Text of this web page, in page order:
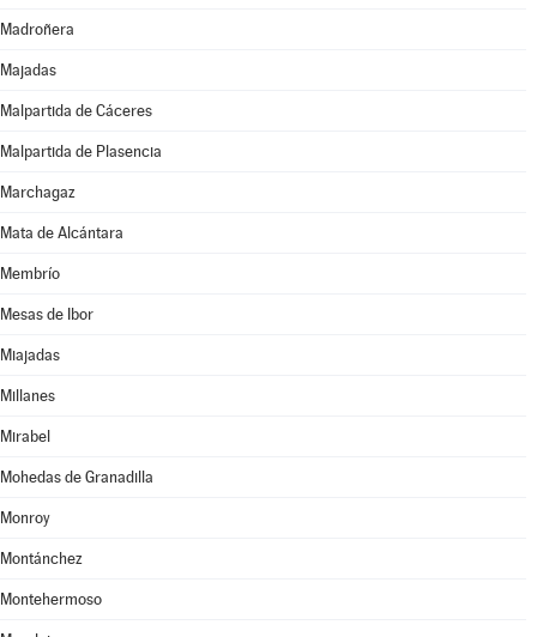
Madroñera
Majadas
Malpartida de Cáceres
Malpartida de Plasencia
Marchagaz
Mata de Alcántara
Membrío
Mesas de Ibor
Miajadas
Millanes
Mirabel
Mohedas de Granadilla
Monroy
Montánchez
Montehermoso